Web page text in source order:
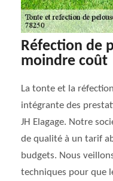
Réfection de
moindre coût
La tonte et la
intégrante des
JH Elagage. Notre
de qualité à un tarif
budgets. Nous
techniques pour que